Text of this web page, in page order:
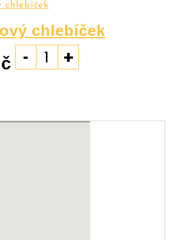
chlebíček
- +